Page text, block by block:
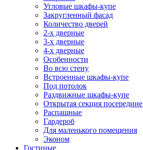
Угловые шкафы-купе
Закругленный фасад
Количество дверей
2-х дверные
3-х дверные
4-х дверные
Особенности
Во всю стену
Встроенные шкафы-купе
Под потолок
Раздвижные шкафы-купе
Открытая секция посередине
Распашные
Гардероб
Для маленького помещения
Эконом
Гостиные